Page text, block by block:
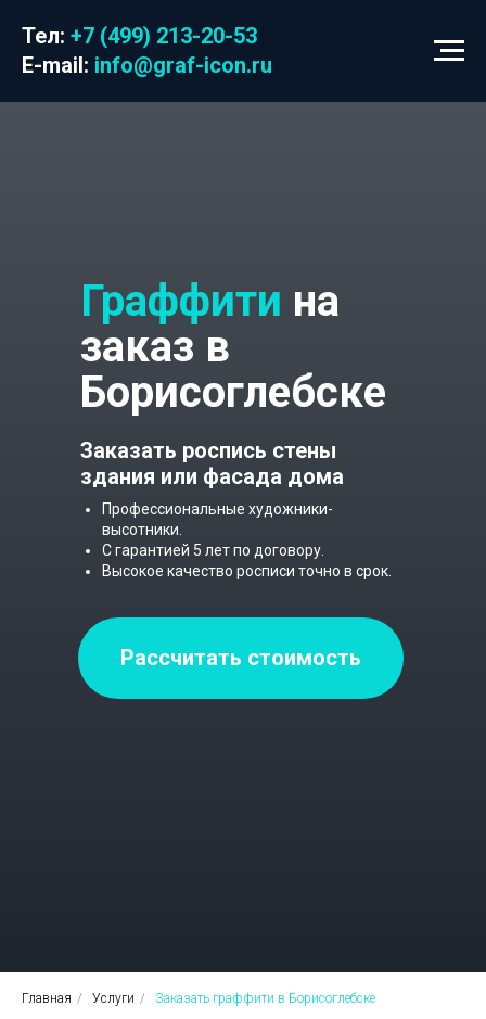
Тел: +7 (499) 213-20-53
E-mail: info@graf-icon.ru
Граффити на
заказ в
Борисоглебске
Заказать роспись стены
здания или фасада дома
Профессиональные художники-
высотники.
С гарантией 5 лет по договору.
Высокое качество росписи точно в срок.
Рассчитать стоимость
Главная / Услуги / Заказать граффити в Борисоглебске